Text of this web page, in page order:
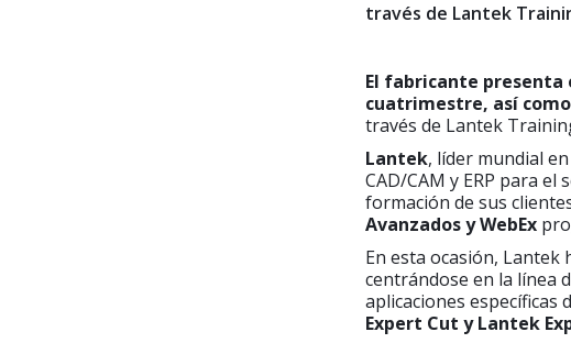
través de Lantek
El fabricante presenta
cuatrimestre, así
través de Lantek
Lantek, líder mundial
CAD/CAM y ERP para
formación de sus
Avanzados y WebEx
En esta ocasión, Lantek
centrándose en la línea
aplicaciones específicas
Expert Cut y Lantek